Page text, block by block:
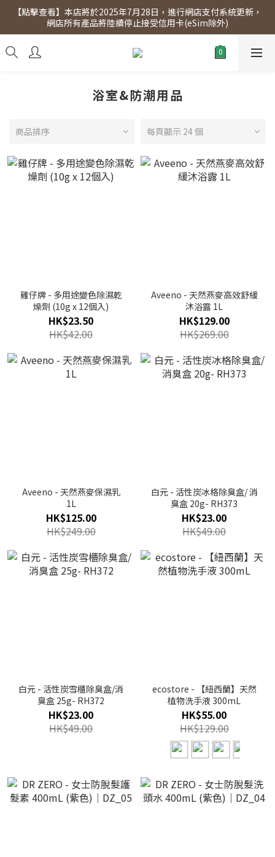
【點擊查看】會員專享 星期三全單95折!!!（優惠期至2026年12月
31日）。滿$300即免運費。
【點擊查看】本店將於2025年7月28日，進行網店支付系統更新，
網店所有產品將陸續停止接受信用卡(eSim除外)
【點擊查看】會員專享 星期三全單95折!!!（優惠期至2026年12月
31日）。滿$300即免運費。
浴室&防潮用品
商品排序 每頁顯示 24 個
雞仔牌 - 多用途變色除濕乾
燥劑 (10g x 12個入)
HK$23.50
HK$42.00
Aveeno - 天然燕麥高效舒緩
沐浴露 1L
HK$129.00
HK$269.00
Aveeno - 天然燕麥保濕乳
1L
HK$125.00
HK$249.00
白元 - 活性炭冰格除臭盒/ 消
臭盒 20g- RH373
HK$23.00
HK$49.00
白元 - 活性炭雪櫃除臭盒/消
臭盒 25g- RH372
HK$23.00
HK$49.00
ecostore - 【紐西蘭】天然
植物洗手液 300mL
HK$55.00
HK$129.00